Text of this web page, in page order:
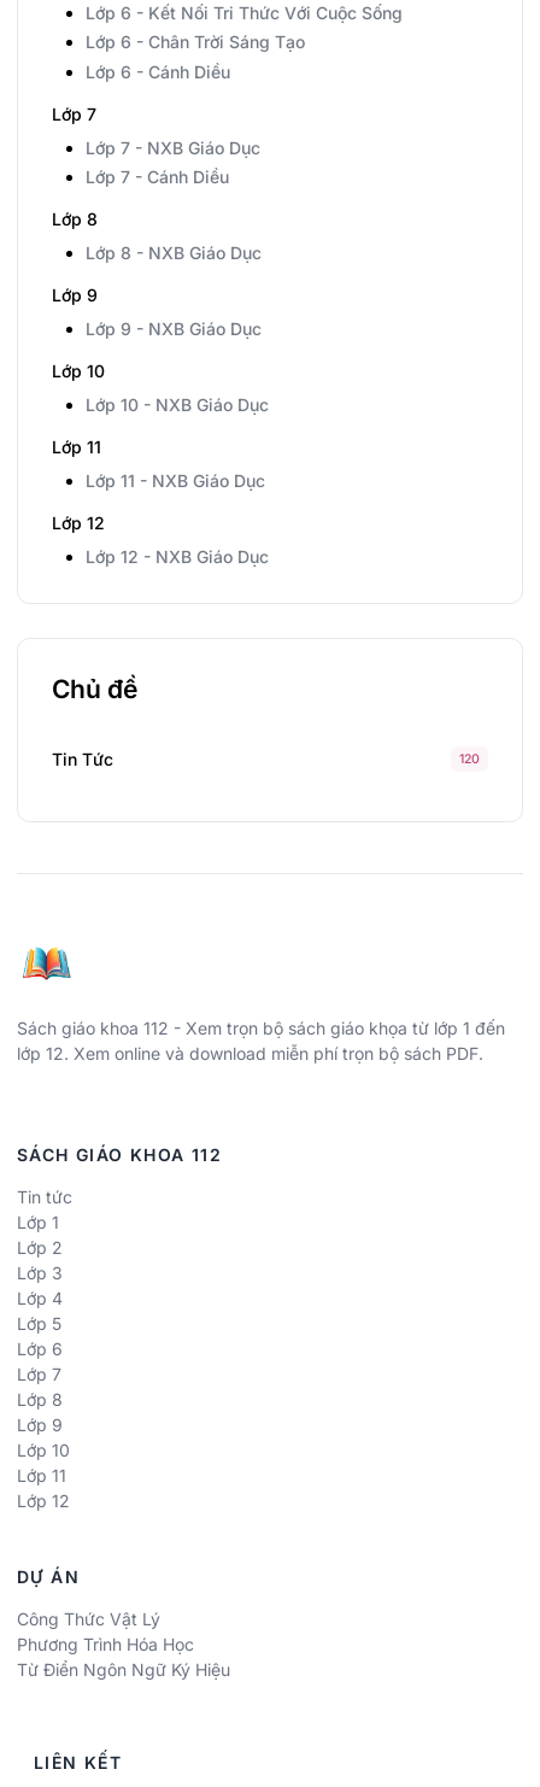
Lớp 6 - Kết Nối Tri Thức Với Cuộc Sống
Lớp 6 - Chân Trời Sáng Tạo
Lớp 6 - Cánh Diều
Lớp 7
Lớp 7 - NXB Giáo Dục
Lớp 7 - Cánh Diều
Lớp 8
Lớp 8 - NXB Giáo Dục
Lớp 9
Lớp 9 - NXB Giáo Dục
Lớp 10
Lớp 10 - NXB Giáo Dục
Lớp 11
Lớp 11 - NXB Giáo Dục
Lớp 12
Lớp 12 - NXB Giáo Dục
Chủ đề
Tin Tức 120
Sách giáo khoa 112 - Xem trọn bộ sách giáo khọa từ lớp 1 đến
lớp 12. Xem online và download miễn phí trọn bộ sách PDF.
SÁCH GIÁO KHOA 112
Tin tức
Lớp 1
Lớp 2
Lớp 3
Lớp 4
Lớp 5
Lớp 6
Lớp 7
Lớp 8
Lớp 9
Lớp 10
Lớp 11
Lớp 12
DỰ ÁN
Công Thức Vật Lý
Phương Trình Hóa Học
Từ Điển Ngôn Ngữ Ký Hiệu
LIÊN KẾT